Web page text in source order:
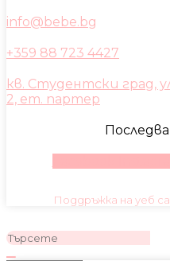
info@bebe.bg
+359 88 723 4427
кв. Студентски град,
2, ет. партер
Поддръжка на уеб